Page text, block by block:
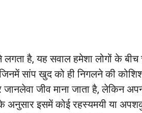
है, यह सवाल हमेशा लोगों के बीच
सांप खुद को ही निगलने की
जीव माना जाता है, लेकिन
के अनुसार इसमें कोई रहस्यमयी या